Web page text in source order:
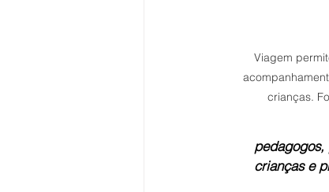
Viagem
crianças.
pedagogos,
crianças e